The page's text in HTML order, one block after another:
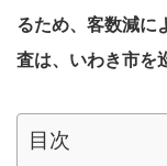
るため、客数減に
査は、いわき市を
目次